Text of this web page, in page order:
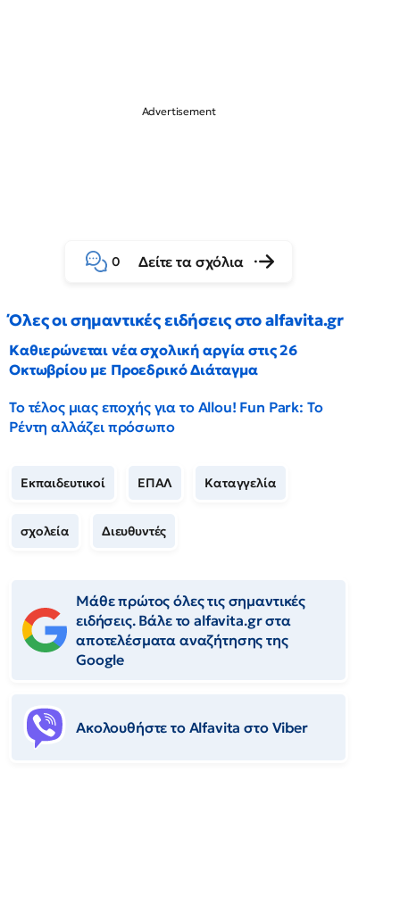
0 Δείτε τα σχόλια
Όλες οι σημαντικές ειδήσεις στο alfavita.gr
Καθιερώνεται νέα σχολική αργία στις 26
Οκτωβρίου με Προεδρικό Διάταγμα
Το τέλος μιας εποχής για το Allou! Fun Park: Το
Ρέντη αλλάζει πρόσωπο
Εκπαιδευτικοί ΕΠΑΛ Καταγγελία
σχολεία Διευθυντές
Μάθε πρώτος όλες τις σημαντικές
ειδήσεις. Βάλε το alfavita.gr στα
αποτελέσματα αναζήτησης της
Google
Ακολουθήστε το Αlfavita στο Viber